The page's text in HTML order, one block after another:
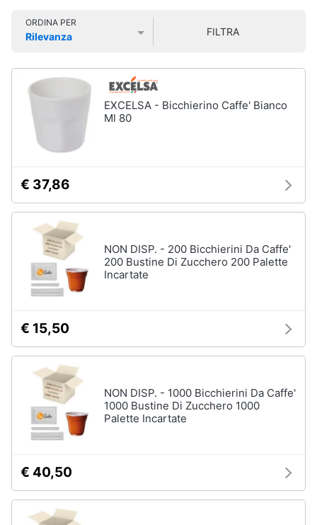
Cinema
home
Videogiochi
Audio
Clima
Arredo
Brico
Giardinaggio
Salute
e
Beauty
Giocattoli
Prima
infanzia
elettrico
Tutto
ordine
Portabiancheria
Scolapiatti
Pattumiera
differenziata
Pulire
lavare
e
stirare
Vaporella
Stendibiancheria
Vedi
tutti
ORDINA PER
Rilevanza
FILTRA
EXCELSA - Bicchierino Caffe' Bianco
Ml 80
€ 37,86
NON DISP. - 200 Bicchierini Da Caffe'
200 Bustine Di Zucchero 200 Palette
Incartate
€ 15,50
NON DISP. - 1000 Bicchierini Da Caffe'
1000 Bustine Di Zucchero 1000
Palette Incartate
€ 40,50